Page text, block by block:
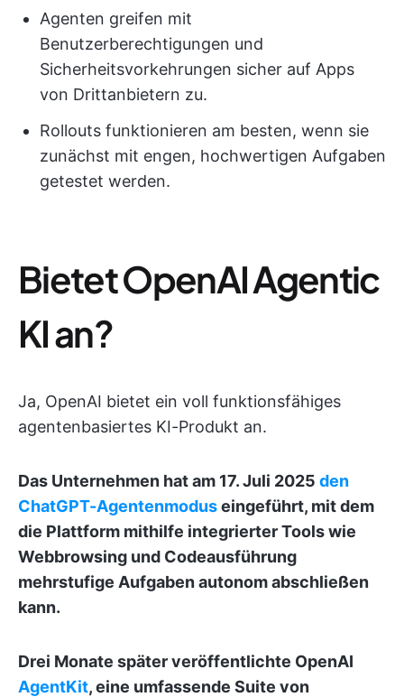
Agenten greifen mit
Benutzerberechtigungen und
Sicherheitsvorkehrungen sicher auf Apps
von Drittanbietern zu.
Rollouts funktionieren am besten, wenn sie
zunächst mit engen, hochwertigen Aufgaben
getestet werden.
Bietet OpenAI Agentic
KI an?
Ja, OpenAI bietet ein voll funktionsfähiges
agentenbasiertes KI-Produkt an.
Das Unternehmen hat am 17. Juli 2025 den
ChatGPT-Agentenmoduseingeführt, mit dem
die Plattform mithilfe integrierter Tools wie
Webbrowsing und Codeausführung
mehrstufige Aufgaben autonom abschließen
kann.
Drei Monate später veröffentlichte OpenAI
AgentKit, eine umfassende Suite von